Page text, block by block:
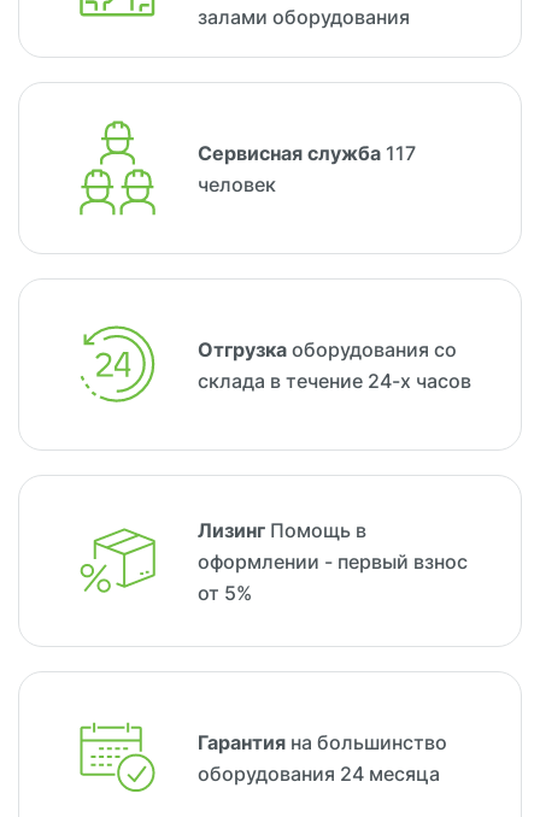
залами оборудования
Сервиснаяслужба 117
человек
Отгрузкаоборудования со
склада в течение 24-х часов
Лизинг Помощь в
оформлении - первый взнос
от 5%
Гарантия на большинство
оборудования 24 месяца